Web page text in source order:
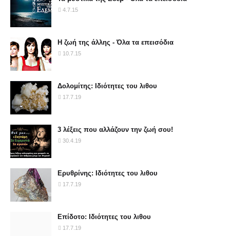
4.7.15
Η ζωή της άλλης - Όλα τα επεισόδια
10.7.15
Δολομίτης: Ιδιότητες του λιθου
17.7.19
3 λέξεις που αλλάζουν την ζωή σου!
30.4.19
Ερυθρίνης: Ιδιότητες του λιθου
17.7.19
Επίδοτο: Ιδιότητες του λιθου
17.7.19